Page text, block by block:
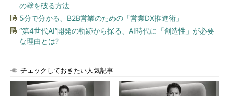
プライベート、パブリッククラウドにまたがって、開発者とI
の壁を破る方法
5分で分かる、B2B営業のための「営業DX推進術」
“第4世代AI”開発の軌跡から探る、AI時代に「創造性」が必要
な理由とは?
チェックしておきたい人気記事